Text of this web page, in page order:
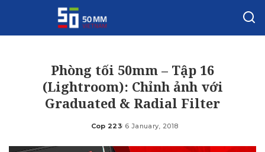
Phòng tối 50mm – Tập 16
(Lightroom): Chỉnh ảnh với
Graduated & Radial Filter
Posted
Cop 223 6 January, 2018